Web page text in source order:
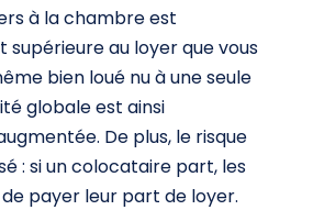
à la chambre est
au loyer que vous
bien loué nu à une seule
globale est ainsi
De plus, le risque
: si un colocataire part, les
payer leur part de loyer.